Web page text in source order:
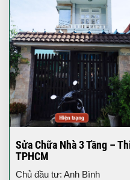
Sửa Chữa Nhà 3 Tầng –
TPHCM
Chủ đầu tư: Anh Bình